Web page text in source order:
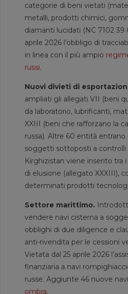
categorie di beni vietati
metalli, prodotti chimici,
diamanti lucidati (NC 7102 39
aprile 2026 l’obbligo di
in linea con il più ampio
russi.
Nuovi divieti di
ampliati gli allegati VII (beni
da laboratorio, lubrificanti,
XXIII (beni che rafforzano la
russa). Altre 60 entità entrano
soggetti sottoposti a controlli
Kirghizistan viene inserito tra
di elusione (allegato XXXIII),
determinati prodotti
Settore marittimo.
vendere navi cisterna a
obblighi di due diligence e
anti-rivendita per le cessioni
Vietata dal 25 aprile 2026
finanziaria a navi
russe. Aggiunte 46 nuove
ombra.